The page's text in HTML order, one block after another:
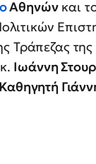
Αθηνώνκαι
Τράπεζας
Ιωάννη